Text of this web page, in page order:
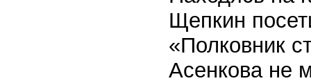
Щепкин
«Полковник
Асенкова не